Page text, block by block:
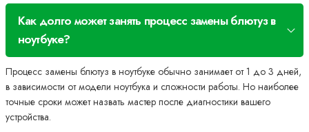
Как долго может занять процесс замены блютуз в
ноутбуке?
Процесс замены блютуз в ноутбуке обычно занимает от 1 до 3 дней,
в зависимости от модели ноутбука и сложности работы. Но наиболее
точные сроки может назвать мастер после диагностики вашего
устройства.